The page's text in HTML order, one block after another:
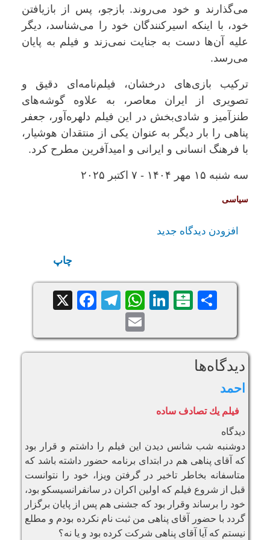
می‌گذارند و خود می‌روند. بازجو، پس از بازیافتن
خود، با اینکه اسیرکنندگان خود را می‌شناسد، دیگر
علیه آن‌ها دست به جنایت نمی‌زند و فیلم به پایان
می‌رسد.
ترکیب بازی‌های درخشان، فیلم‌نامه‌ای دقیق و
تصویری از ایران معاصر، به علاوه گوشه‌های
طنزآمیز و شادی‌بخش در این فیلم دلهره‌آور، جعفر
پناهی را بار دیگر به عنوان یکی از منتقدان هوشیار،
با فرهنگ انسانی و ایرانی و امیدآفرین مطرح کرد.
سه شنبه ۱۵ مهر ۱۴۰۴ - ۷ اکتبر ۲۰۲۵
سياسی
افزودن دیدگاه جدید
چاپ
Share
Balatarin
LinkedIn
WhatsApp
Telegram
Facebook
X
Email
دیدگاه‌ها
احمد
فيلم يك تصادف ساده
دیدگاه
دوشنبه شب شانس ديدن اين فيلم را داشتم و قرار بود
كه آقاى پناهى هم در ابتداى برنامه حضور داشته باشد كه
متاسفانه بخاطر تاخير در گرفتن ويزا، خود را نتوانست
قبل از شروع فيلم كه اولين اكران در سانفرانسيسكو بود،
خود را برساند وقرار بود كه جشنى هم پس از پايان برگزار
گردد با حضور آقاى پناهى من ثبت نام نكرده بودم و مطلع
نيستم كه آيا آقاى پناهى شركت كرده بود و يا نه؟